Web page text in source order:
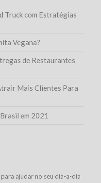
Truck com Estratégias
Vegana?
de Restaurantes
Mais Clientes Para
em 2021
ajudar no seu dia-a-dia